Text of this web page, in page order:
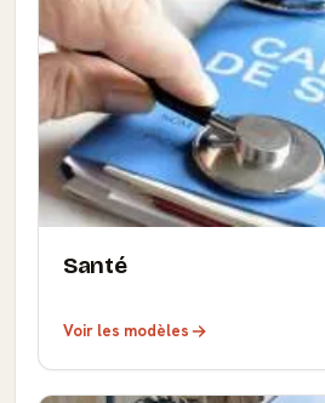
Santé
Voir les modèles